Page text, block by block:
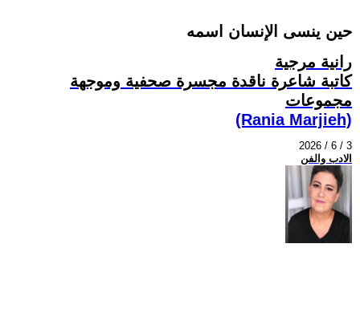
حين ينسى الإنسان اسمه
رانية مرجية
كاتبة شاعرة ناقدة مجسرة صحفية وموجهة
مجموعات
(Rania Marjieh)
2026 / 6 / 3
الادب والفن